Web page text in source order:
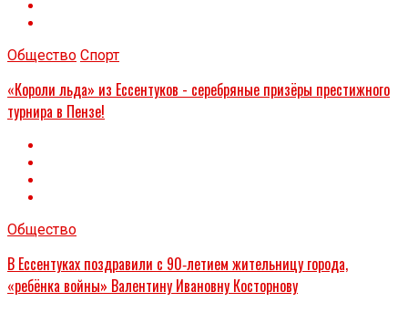
Общество Спорт
«Короли льда» из Ессентуков - серебряные призёры престижного
турнира в Пензе!
Общество
В Ессентуках поздравили с 90‑летием жительницу города,
«ребёнка войны» Валентину Ивановну Косторнову